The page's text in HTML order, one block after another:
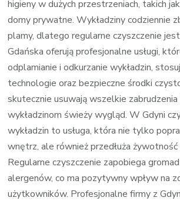
higieny w dużych przestrzeniach, takich
domy prywatne. Wykładziny codziennie
plamy, dlatego regularne czyszczenie
Gdańska oferują profesjonalne usługi,
odplamianie i odkurzanie wykładzin,
technologie oraz bezpieczne środki
skutecznie usuwają wszelkie zabrudzenia
wykładzinom świeży wygląd. W Gdyni
wykładzin to usługa, która nie tylko
wnętrz, ale również przedłuża żywotność
Regularne czyszczenie zapobiega
alergenów, co ma pozytywny wpływ na
użytkowników. Profesjonalne firmy z